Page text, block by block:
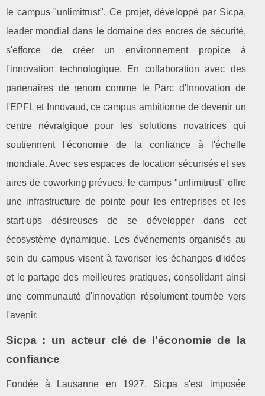
le campus "unlimitrust". Ce projet, développé par Sicpa,
leader mondial dans le domaine des encres de sécurité,
s'efforce de créer un environnement propice à
l'innovation technologique. En collaboration avec des
partenaires de renom comme le Parc d'Innovation de
l'EPFL et Innovaud, ce campus ambitionne de devenir un
centre névralgique pour les solutions novatrices qui
soutiennent l'économie de la confiance à l'échelle
mondiale. Avec ses espaces de location sécurisés et ses
aires de coworking prévues, le campus "unlimitrust" offre
une infrastructure de pointe pour les entreprises et les
start-ups désireuses de se développer dans cet
écosystème dynamique. Les événements organisés au
sein du campus visent à favoriser les échanges d'idées
et le partage des meilleures pratiques, consolidant ainsi
une communauté d'innovation résolument tournée vers
l'avenir.
Sicpa : un acteur clé de l'économie de la
confiance
Fondée à Lausanne en 1927, Sicpa s'est imposée